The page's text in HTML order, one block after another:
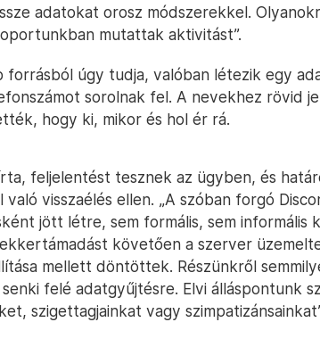
adatokat orosz módszerekkel.
mutattak aktivitást”.
forrásból úgy tudja, valóban létezik egy
sorolnak fel. A nevekhez rövid
hogy ki, mikor és hol ér rá.
feljelentést tesznek az ügyben, és
való visszaélés ellen. „A szóban forgó
jött létre, sem formális, sem informális
követően a szerver
mellett döntöttek. Részünkről
felé adatgyűjtésre. Elvi álláspontunk
szigettagjainkat vagy